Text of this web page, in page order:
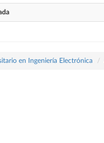
en Ingeniería Electrónica